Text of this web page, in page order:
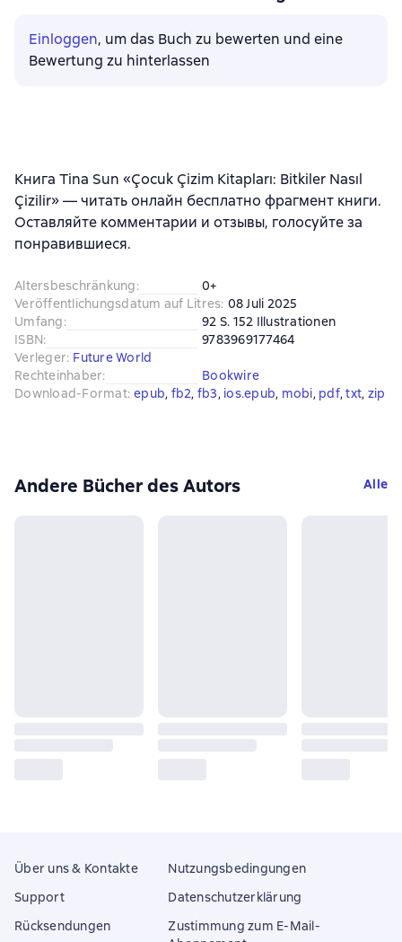
Einloggen, um das Buch zu bewerten und eine
Bewertung zu hinterlassen
Книга Tina Sun «Çocuk Çizim Kitapları: Bitkiler Nasıl
Çizilir» — читать онлайн бесплатно фрагмент книги.
Оставляйте комментарии и отзывы, голосуйте за
понравившиеся.
Altersbeschränkung:
0+
Veröffentlichungsdatum auf Litres: 08 Juli 2025
Umfang:
92 S. 152 Illustrationen
ISBN:
9783969177464
Verleger: Future World
Rechteinhaber:
Bookwire
Download-Format: epub, fb2, fb3, ios.epub, mobi, pdf, txt, zip
Andere Bücher des Autors Alle
Über uns & Kontakte
Support
Rücksendungen
Nutzungsbedingungen
Datenschutzerklärung
Zustimmung zum E-Mail-